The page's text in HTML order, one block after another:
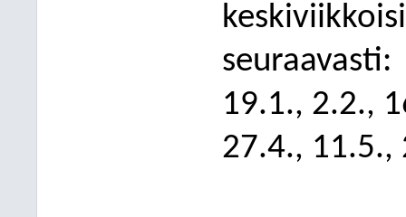
seuraavasti:
19.1., 2.2.,
27.4., 11.5.,